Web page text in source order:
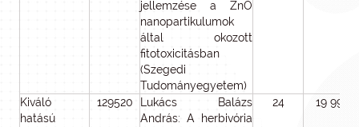
jellemzése a ZnO
nanopartikulumok
által okozott
fitotoxicitásban
(Szegedi
Tudományegyetem)
Kiváló
hatású
129520
Lukács Balázs
András: A herbivória
24 19 994